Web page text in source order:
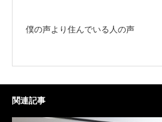
僕の声より住んでいる人の声
関連記事